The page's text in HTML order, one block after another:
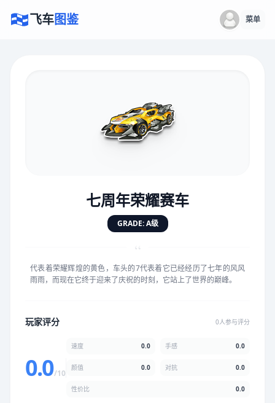
飞车图鉴 菜单
七周年荣耀赛车
GRADE: A级
“
代表着荣耀辉煌的黄色，车头的7代表着它已经经历了七年的风风
雨雨，而现在它终于迎来了庆祝的时刻，它站上了世界的巅峰。
玩家评分 0人参与评分
0.0/10
速度 0.0 手感 0.0
颜值 0.0 对抗 0.0
性价比 0.0
★★★★★★
手感 5.0分
★★ ★ ★
性价比